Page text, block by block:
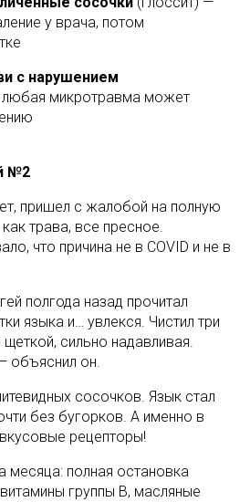
у врача, потом
с нарушением
микротравма может
№2
пришел с жалобой на полную
трава, все пресное.
что причина не в COVID и не в
полгода назад прочитал
языка и… увлекся. Чистил три
сильно надавливая.
объяснил он.
сосочков. Язык стал
без бугорков. А именно в
рецепторы!
месяца: полная остановка
группы В, масляные